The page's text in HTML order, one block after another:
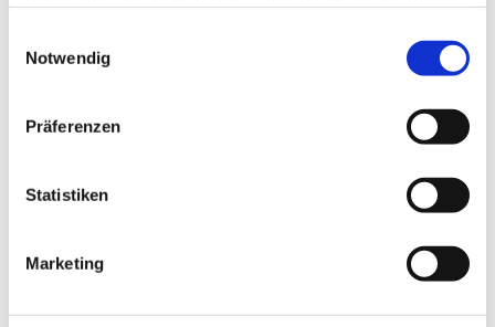
Notwendig
Präferenzen
Statistiken
Marketing
klassisch zu vielen Fischgerichten, Kartoffeln und
Gemüse. Auch Marinaden und Salatdressings, z. B. für
Gurkensalate, verfeinert der Dip hervorragend. Unser Tipp:
zu geräuchertem Lachs. Inhalt: 105g, 7,25€ (86,67€/kg)
: Zucker, 23,3 % SENFSAAT, Salz, 13,3 % Dill,
Maltodextrin, Zitronensaftpulver, natürliche Aromen,
Gewürz.
Inhalt: 105g